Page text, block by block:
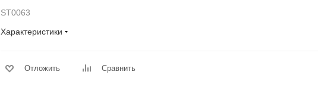
ST0063
Характеристики
Отложить Сравнить